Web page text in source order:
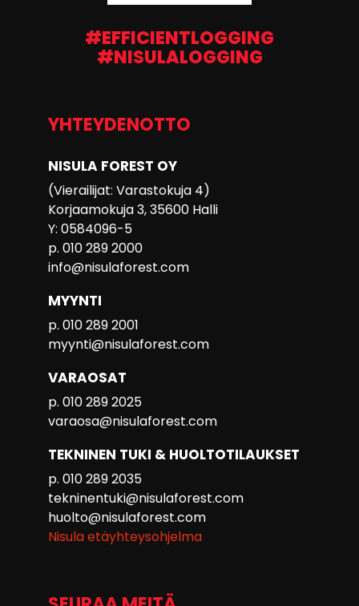
#EFFICIENTLOGGING
#NISULALOGGING
YHTEYDENOTTO
NISULA FOREST OY
(Vierailijat: Varastokuja 4)
Korjaamokuja 3, 35600 Halli
Y: 0584096-5
p. 010 289 2000
info@nisulaforest.com
MYYNTI
p. 010 289 2001
myynti@nisulaforest.com
VARAOSAT
p. 010 289 2025
varaosa@nisulaforest.com
TEKNINEN TUKI & HUOLTOTILAUKSET
p. 010 289 2035
tekninentuki@nisulaforest.com
huolto@nisulaforest.com
Nisula etäyhteysohjelma